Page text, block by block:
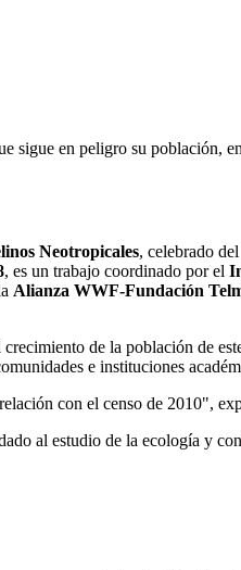
sigue en peligro su población, en
Neotropicales, celebrado
, es un trabajo coordinado por el
Alianza WWF-Fundación
de la población de
e instituciones
con el censo de 2010",
al estudio de la ecología y